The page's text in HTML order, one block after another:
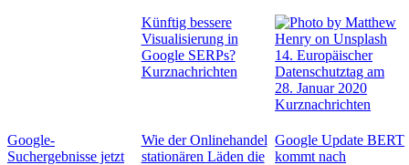
Künftig bessere
Visualisierung in
Google SERPs?
Kurznachrichten
14. Europäischer
Datenschutztag am
28. Januar 2020
Kurznachrichten
Google-
Suchergebnisse jetzt
Wie der Onlinehandel
stationären Läden die
Google Update BERT
kommt nach